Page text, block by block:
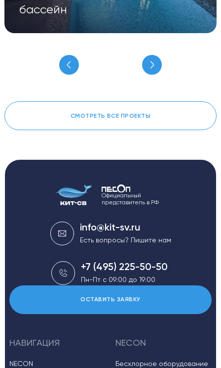
бассейн
СМОТРЕТЬ ВСЕ ПРОЕКТЫ
НАВИГАЦИЯ
NECON
NECON
Бесхлорное оборудование
Официальный
представитель в РФ
info@kit-sv.ru
Есть вопросы? Пишите нам
+7 (495) 225-50-50
Пн-Пт с 09:00 до 19:00
ОСТАВИТЬ ЗАЯВКУ